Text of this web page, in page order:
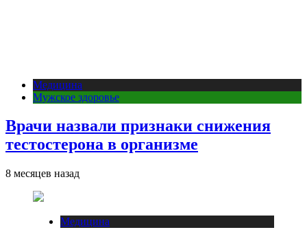
Медицина
Мужское здоровье
Врачи назвали признаки снижения
тестостерона в организме
8 месяцев назад
Медицина